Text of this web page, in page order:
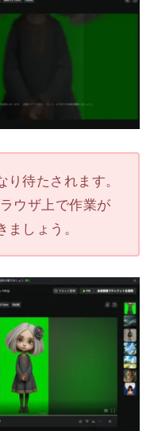
待たされます。
ウザ上で作業が
しょう。